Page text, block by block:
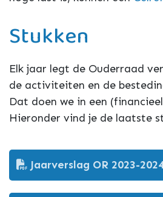
Stukken
Elk jaar legt de Ouderraad
de activiteiten en de
Dat doen we in een
Hieronder vind je de laatste
Jaarverslag OR 2023-